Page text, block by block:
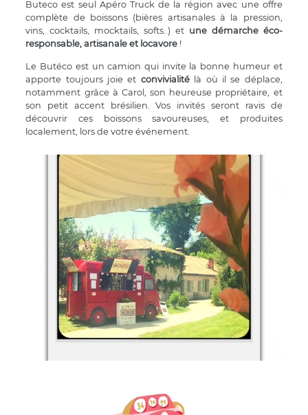
Buteco est seul Apéro Truck de la région avec une offre
complète de boissons (bières artisanales à la pression,
vins, cocktails, mocktails, softs..) et une démarche éco-
responsable, artisanale et locavore !
Le Butéco est un camion qui invite la bonne humeur et
apporte toujours joie et convivialitélà où il se déplace,
notamment grâce à Carol, son heureuse propriétaire, et
son petit accent brésilien. Vos invités seront ravis de
découvrir ces boissons savoureuses, et produites
localement, lors de votre événement.